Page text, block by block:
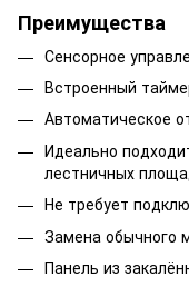
Преимущества
Сенсорное
Встроенный
Автоматическое
Идеально
лестничных
Не требует
Замена обычного
Панель из